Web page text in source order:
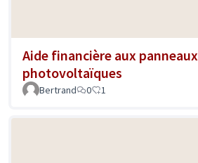
Aide financière aux panneaux
photovoltaïques
Bertrand 0 1